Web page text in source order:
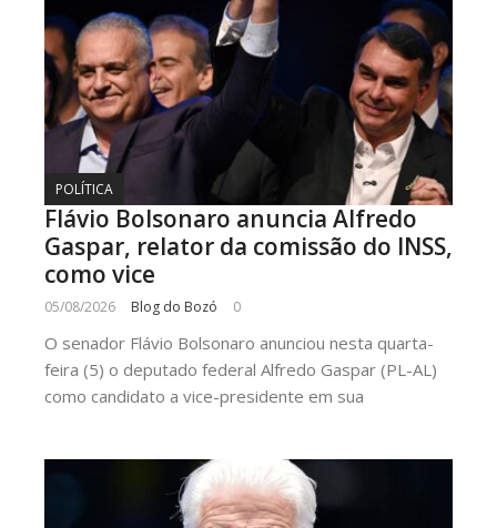
POLÍTICA
Flávio Bolsonaro anuncia Alfredo
Gaspar, relator da comissão do INSS,
como vice
05/08/2026 Blog do Bozó 0
O senador Flávio Bolsonaro anunciou nesta quarta-
feira (5) o deputado federal Alfredo Gaspar (PL-AL)
como candidato a vice-presidente em sua